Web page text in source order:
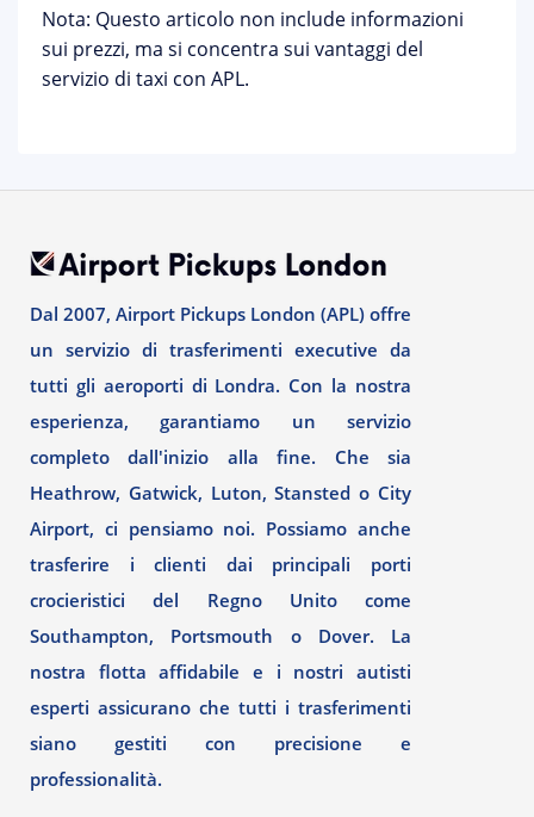
Nota: Questo articolo non include informazioni
sui prezzi, ma si concentra sui vantaggi del
servizio di taxi con APL.
Dal 2007, Airport Pickups London (APL) offre
un servizio di trasferimenti executive da
tutti gli aeroporti di Londra. Con la nostra
esperienza, garantiamo un servizio
completo dall'inizio alla fine. Che sia
Heathrow, Gatwick, Luton, Stansted o City
Airport, ci pensiamo noi. Possiamo anche
trasferire i clienti dai principali porti
crocieristici del Regno Unito come
Southampton, Portsmouth o Dover. La
nostra flotta affidabile e i nostri autisti
esperti assicurano che tutti i trasferimenti
siano gestiti con precisione e
professionalità.